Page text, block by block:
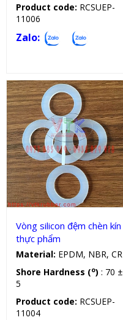
Product code: RCSUEP-
11006
Zalo:
Vòng đệm silicon
Vòng silicon đệm chèn kín
thực phẩm
Material: EPDM, NBR, CR
Shore Hardness (o) : 70 ±
5
Product code: RCSUEP-
11004